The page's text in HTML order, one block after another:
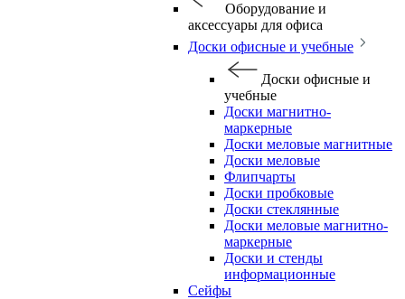
Оборудование и
аксессуары для офиса
Доски офисные и учебные
Доски офисные и
учебные
Доски магнитно-
маркерные
Доски меловые магнитные
Доски меловые
Флипчарты
Доски пробковые
Доски стеклянные
Доски меловые магнитно-
маркерные
Доски и стенды
информационные
Сейфы